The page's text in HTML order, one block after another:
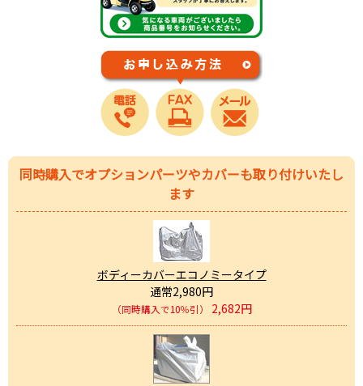
同時購入でオプションパーツやカバーも取り付けいたし
ます
ボディーカバーエコノミータイプ
通常2,980円
（同時購入で10％引） 2,682円